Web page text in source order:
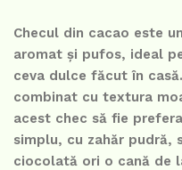
Checul din cacao este
aromat și pufos, ideal
ceva dulce făcut în
combinat cu textura
acest chec să fie
simplu, cu zahăr pudră,
ciocolată ori o cană de